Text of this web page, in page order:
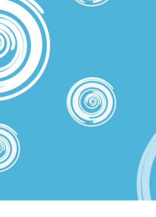
Επεξεργασία
φωτογραφιών
κοσμημάτων